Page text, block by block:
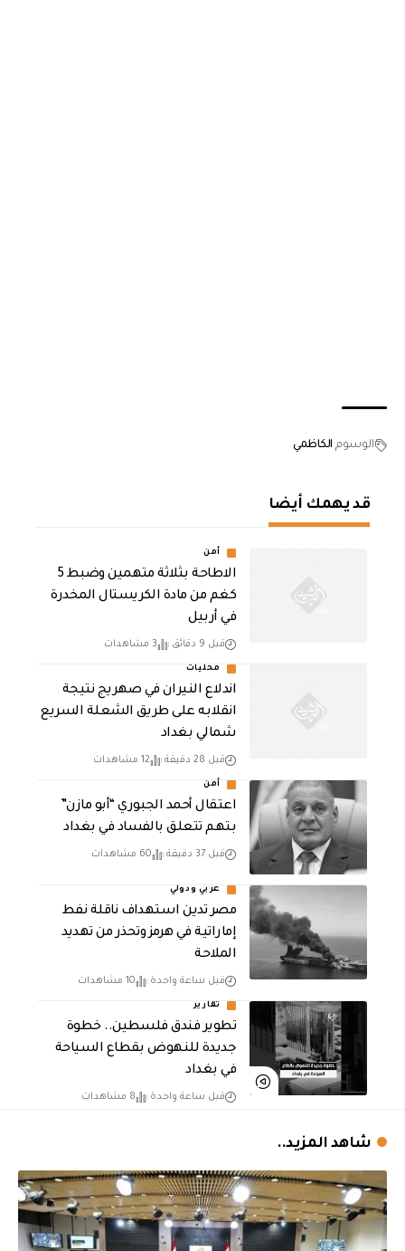
الوسوم الكاظمي
قد يهمك أيضا
أمن
الاطاحة بثلاثة متهمين وضبط 5
كغم من مادة الكريستال المخدرة ​
في أربيل
قبل 9 دقائق 3 مشاهدات
محليات
اندلاع النيران في صهريج نتيجة
انقلابه على طريق الشعلة السريع
شمالي بغداد
قبل 28 دقيقة 12 مشاهدات
أمن
اعتقال أحمد الجبوري “أبو مازن”
بتهم تتعلق بالفساد في بغداد
قبل 37 دقيقة 60 مشاهدات
عربي ودولي
مصر تدين استهداف ناقلة نفط
إماراتية في هرمز وتحذر من تهديد
الملاحة
قبل ساعة واحدة 10 مشاهدات
تقارير
تطوير فندق فلسطين.. خطوة
جديدة للنهوض بقطاع السياحة
في بغداد
قبل ساعة واحدة 8 مشاهدات
شاهد المزيد..